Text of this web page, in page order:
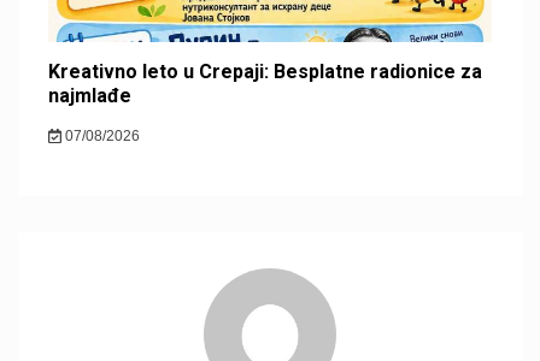
Kreativno leto u Crepaji: Besplatne radionice za
najmlađe
07/08/2026